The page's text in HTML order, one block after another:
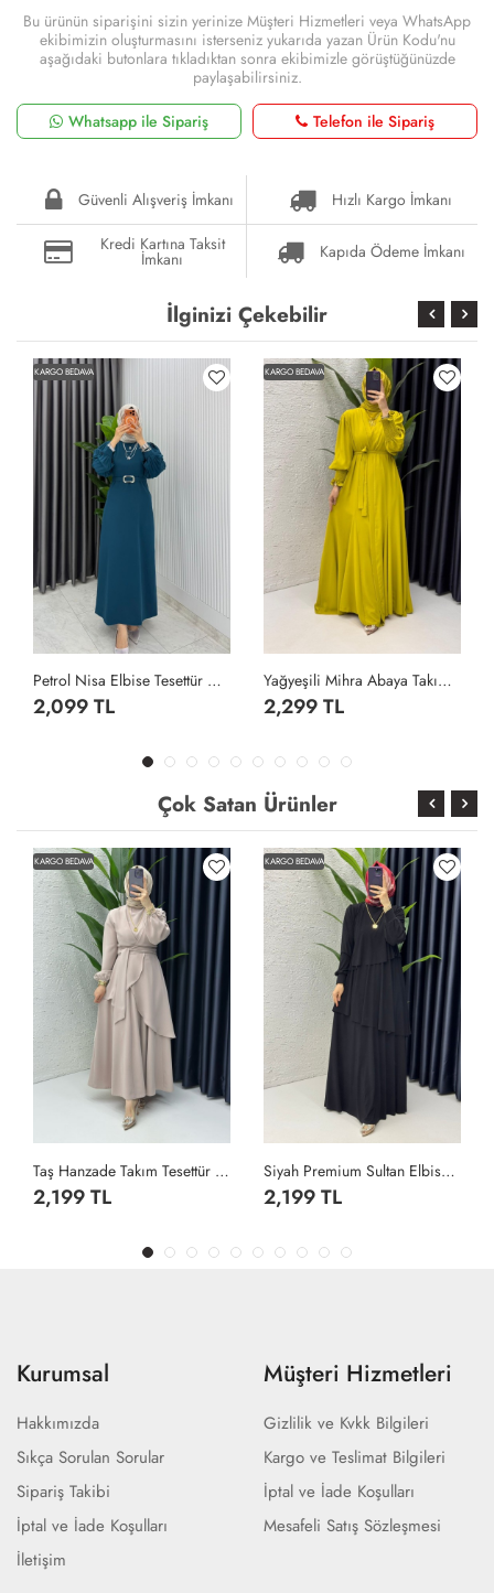
Bu ürünün siparişini sizin yerinize Müşteri Hizmetleri veya WhatsApp
ekibimizin oluşturmasını isterseniz yukarıda yazan Ürün Kodu'nu
aşağıdaki butonlara tıkladıktan sonra ekibimizle görüştüğünüzde
paylaşabilirsiniz.
Whatsapp ile Sipariş
Telefon ile Sipariş
Güvenli Alışveriş İmkanı
Hızlı Kargo İmkanı
Kredi Kartına Taksit
İmkanı Kapıda Ödeme İmkanı
İlginizi Çekebilir
KARGO BEDAVA
Petrol Nisa Elbise Tesettür Giyim Petrol Yeşili
2,099 TL
KARGO BEDAVA
Yağyeşili Mihra Abaya Takım Tesettür Giyim Yağ Yeşili
2,299 TL
Çok Satan Ürünler
KARGO BEDAVA
Taş Hanzade Takım Tesettür Giyim Taş Rengi
2,199 TL
KARGO BEDAVA
Siyah Premium Sultan Elbise Tesettür Giyim Siyah
2,199 TL
Kurumsal
Hakkımızda
Sıkça Sorulan Sorular
Sipariş Takibi
İptal ve İade Koşulları
İletişim
Müşteri Hizmetleri
Gizlilik ve Kvkk Bilgileri
Kargo ve Teslimat Bilgileri
İptal ve İade Koşulları
Mesafeli Satış Sözleşmesi